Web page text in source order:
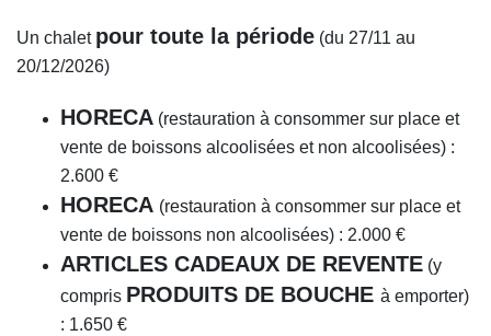
Un chalet pour toute la période (du 27/11 au
20/12/2026)
HORECA (restauration à consommer sur place et
vente de boissons alcoolisées et non alcoolisées) :
2.600 €
HORECA (restauration à consommer sur place et
vente de boissons non alcoolisées) : 2.000 €
ARTICLES CADEAUX DE REVENTE (y
compris PRODUITS DE BOUCHE à emporter)
: 1.650 €